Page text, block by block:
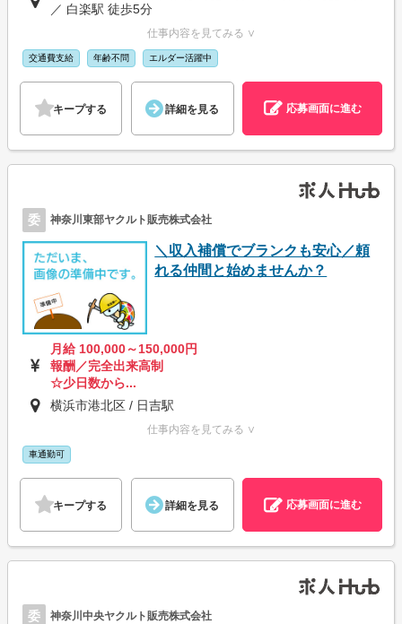
／ 白楽駅 徒歩5分
仕事内容を見てみる ∨
交通費支給 年齢不問 エルダー活躍中
キープする 詳細を見る 応募画面に進む
委 神奈川東部ヤクルト販売株式会社
＼収入補償でブランクも安心／頼
れる仲間と始めませんか？
月給 100,000～150,000円
報酬／完全出来高制
☆少日数から...
横浜市港北区 / 日吉駅
仕事内容を見てみる ∨
車通勤可
キープする 詳細を見る 応募画面に進む
委 神奈川中央ヤクルト販売株式会社